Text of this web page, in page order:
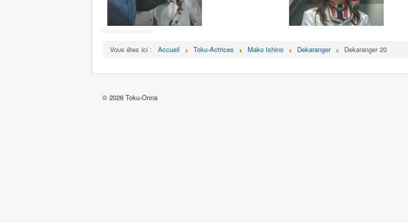
Free Joomla Lightbox Gallery
Vous êtes ici : Accueil Toku-Actrices Mako Ishino Dekaranger Dekaranger 20
© 2026 Toku-Onna